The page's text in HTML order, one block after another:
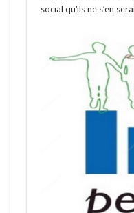
social qu’ils ne s’en